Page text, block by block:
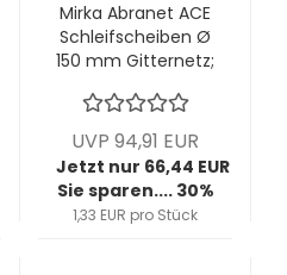
Mirka Abranet ACE
Schleifscheiben Ø
150 mm Gitternetz;
Stck/Pck
UVP 94,91 EUR
Jetzt nur 66,44 EUR
Sie sparen.... 30%
1,33 EUR pro Stück